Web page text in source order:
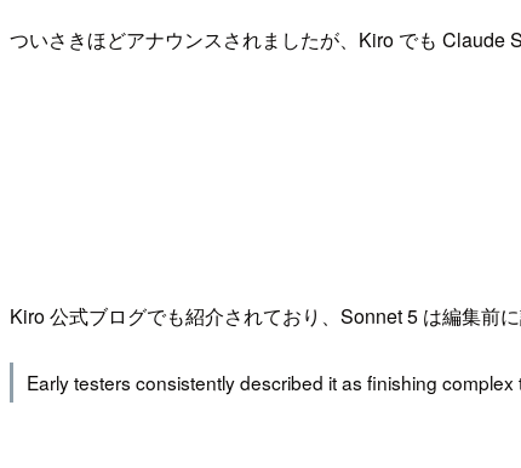
ついさきほどアナウンスされましたが、Kiro でも Claude
Kiro 公式ブログでも紹介されており、Sonnet 5 は編集前
Early testers consistently described it as finishing